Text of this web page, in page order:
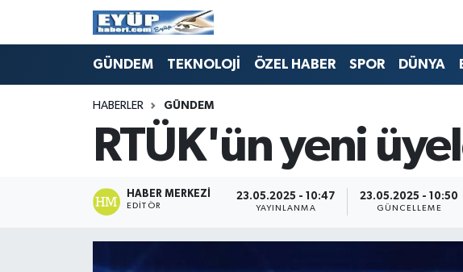
GÜNDEM TEKNOLOJİ ÖZEL HABER SPOR DÜNYA
HABERLER GÜNDEM
RTÜK'ün yeni
HABER MERKEZI
EDITÖR
23.05.2025 - 10:47
YAYINLANMA
23.05.2025 - 10:50
GÜNCELLEME